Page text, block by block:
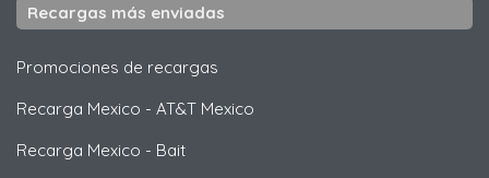
Recargas más enviadas
Promociones de recargas
Recarga Mexico - AT&T Mexico
Recarga Mexico - Bait